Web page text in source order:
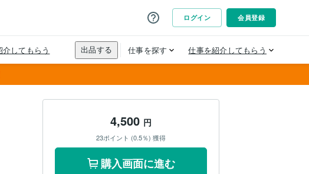
4,500 円
23ポイント (0.5％) 獲得
購入画面に進む